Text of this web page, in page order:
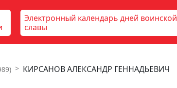
Электронный календарь дней воинской
славы
КИРСАНОВ АЛЕКСАНДР ГЕННАДЬЕВИЧ